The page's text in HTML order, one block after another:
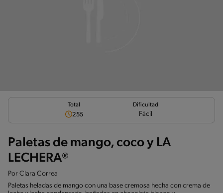
Total
255
Dificultad
Fácil
Paletas de mango, coco y LA
LECHERA®
Por Clara Correa
Paletas heladas de mango con una base cremosa hecha con crema de